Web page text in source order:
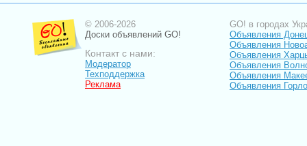
© 2006-2026
Доски объявлений GO!
Контакт с нами:
Модератор
Техподдержка
Реклама
GO! в городах
Объявления
Объявления
Объявления
Объявления
Объявления
Объявления